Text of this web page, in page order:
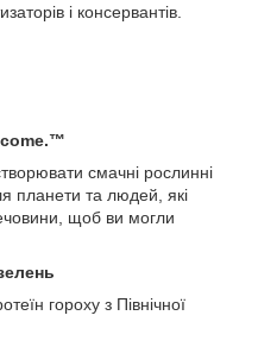
і консервантів.
смачні рослинні
планети та людей, які
щоб ви могли
гороху з Північної